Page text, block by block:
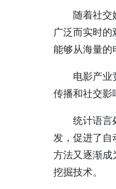
随着社交
广泛而实时
能够从海量的
电影产业
传播和社交影
统计语言
发，促进了自
方法又逐渐成
挖掘技术。